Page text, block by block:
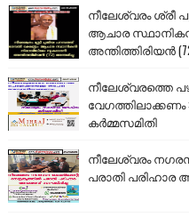
നീലേശ്വരം ശ്രീ
ആചാര
അന്തിത്തിരിയൻ
നീലേശ്വരത്തെ
കർമ്മസമിതി
നീലേശ്വരം
പരാതി പരിഹാര